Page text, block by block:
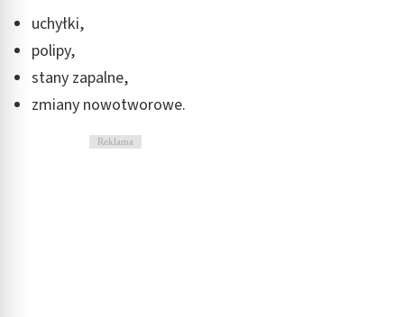
uchyłki,
polipy,
stany zapalne,
zmiany nowotworowe.
Reklama